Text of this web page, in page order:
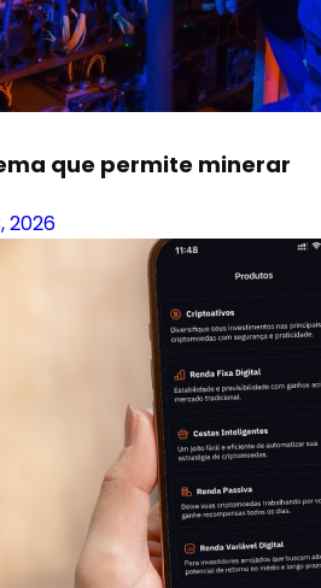
que permite minerar
2026